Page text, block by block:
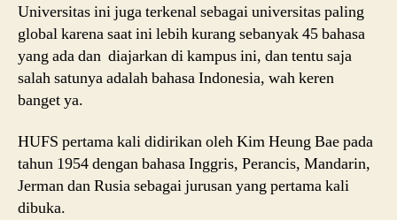
Universitas ini juga terkenal sebagai universitas paling
global karena saat ini lebih kurang sebanyak 45 bahasa
yang ada dan diajarkan di kampus ini, dan tentu saja
salah satunya adalah bahasa Indonesia, wah keren
banget ya.
HUFS pertama kali didirikan oleh Kim Heung Bae pada
tahun 1954 dengan bahasa Inggris, Perancis, Mandarin,
Jerman dan Rusia sebagai jurusan yang pertama kali
dibuka.